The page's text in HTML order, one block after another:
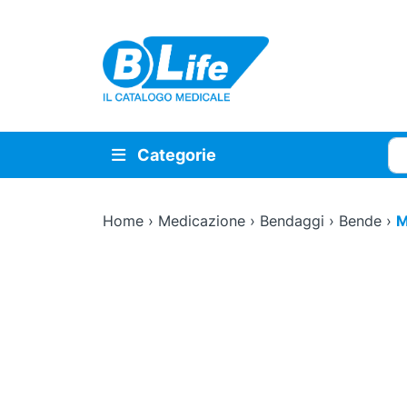
Vai al contenuto principale
Categorie
Home› Medicazione› Bendaggi › Bende›